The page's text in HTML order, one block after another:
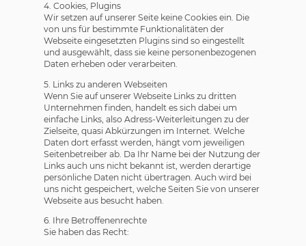
4. Cookies, Plugins
Wir setzen auf unserer Seite keine Cookies ein. Die
von uns für bestimmte Funktionalitäten der
Webseite eingesetzten Plugins sind so eingestellt
und ausgewählt, dass sie keine personenbezogenen
Daten erheben oder verarbeiten.
5. Links zu anderen Webseiten
Wenn Sie auf unserer Webseite Links zu dritten
Unternehmen finden, handelt es sich dabei um
einfache Links, also Adress-Weiterleitungen zu der
Zielseite, quasi Abkürzungen im Internet. Welche
Daten dort erfasst werden, hängt vom jeweiligen
Seitenbetreiber ab. Da Ihr Name bei der Nutzung der
Links auch uns nicht bekannt ist, werden derartige
persönliche Daten nicht übertragen. Auch wird bei
uns nicht gespeichert, welche Seiten Sie von unserer
Webseite aus besucht haben.
6. Ihre Betroffenenrechte
Sie haben das Recht: